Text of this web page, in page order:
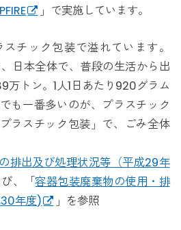
」で実施しています。
チック包装で溢れています。
日本全体で、普段の生活から出
万トン。1人1日あたり920グラム
も一番多いのが、プラスチック
ラスチック包装」で、ごみ全体
排出及び処理状況等（平成29年
、「容器包装廃棄物の使用・排
年度)
」を参照